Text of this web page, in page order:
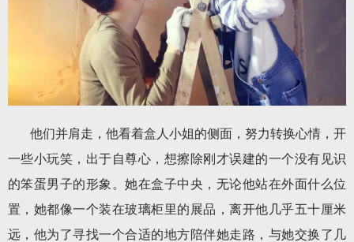
他们并肩走，他看着盒人小姐的侧面，努力转换心情，开
一些小玩笑，出于自尊心，想擦除刚才误建的一个没有见识
的笨蛋男子的形象。她在盒子中央，无论他站在外面什么位
置，她都像一个装在玻璃柜里的展品，离开他几乎五十厘米
远，他为了寻找一个合适的地方陪伴她走路，与她交换了几